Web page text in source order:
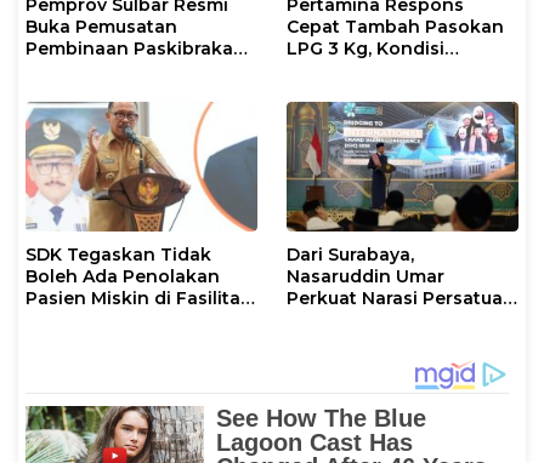
Pemprov Sulbar Resmi
Buka Pemusatan
Pembinaan Paskibraka
Pertamina Respons
Cepat Tambah Pasokan
LPG 3 Kg, Kondisi
SDK Tegaskan Tidak
Boleh Ada Penolakan
Pasien Miskin di Fasilitas
Dari Surabaya,
Nasaruddin Umar
Perkuat Narasi Persatuan